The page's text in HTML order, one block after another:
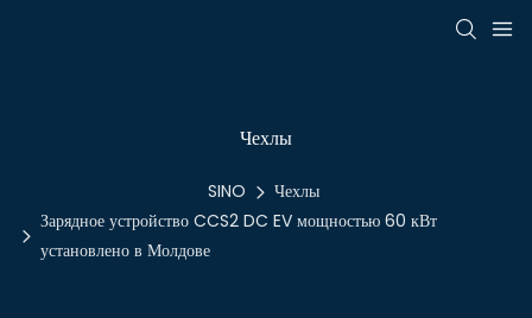
Чехлы
SINO
Чехлы
Зарядное устройство CCS2 DC EV мощностью 60 кВт
установлено в Молдове